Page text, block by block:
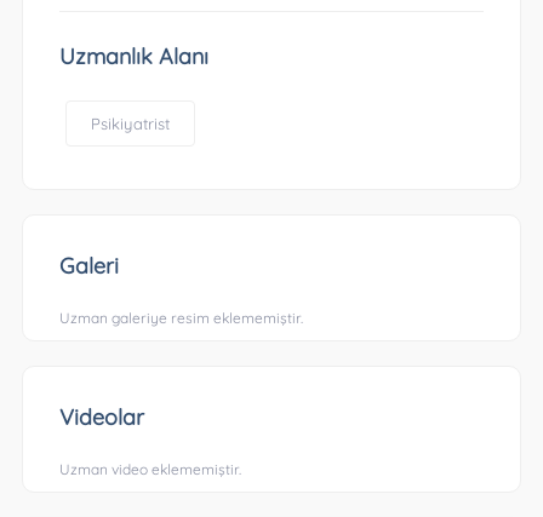
Uzmanlık Alanı
Psikiyatrist
Galeri
Uzman galeriye resim eklememiştir.
Videolar
Uzman video eklememiştir.